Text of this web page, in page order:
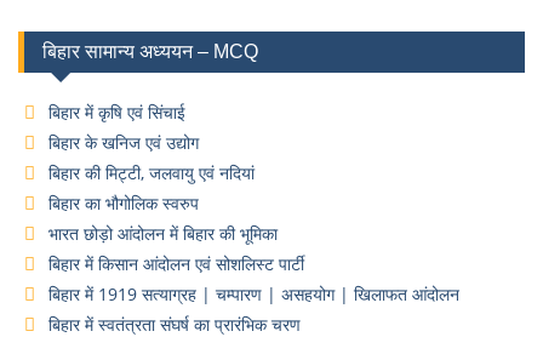
बिहार सामान्य अध्ययन – MCQ
बिहार में कृषि एवं सिंचाई
बिहार के खनिज एवं उद्योग
बिहार की मिट्टी, जलवायु एवं नदियां
बिहार का भौगोलिक स्वरुप
भारत छोड़ो आंदोलन में बिहार की भूमिका
बिहार में किसान आंदोलन एवं सोशलिस्ट पार्टी
बिहार में 1919 सत्याग्रह | चम्पारण | असहयोग | खिलाफत आंदोलन
बिहार में स्वतंत्रता संघर्ष का प्रारंभिक चरण